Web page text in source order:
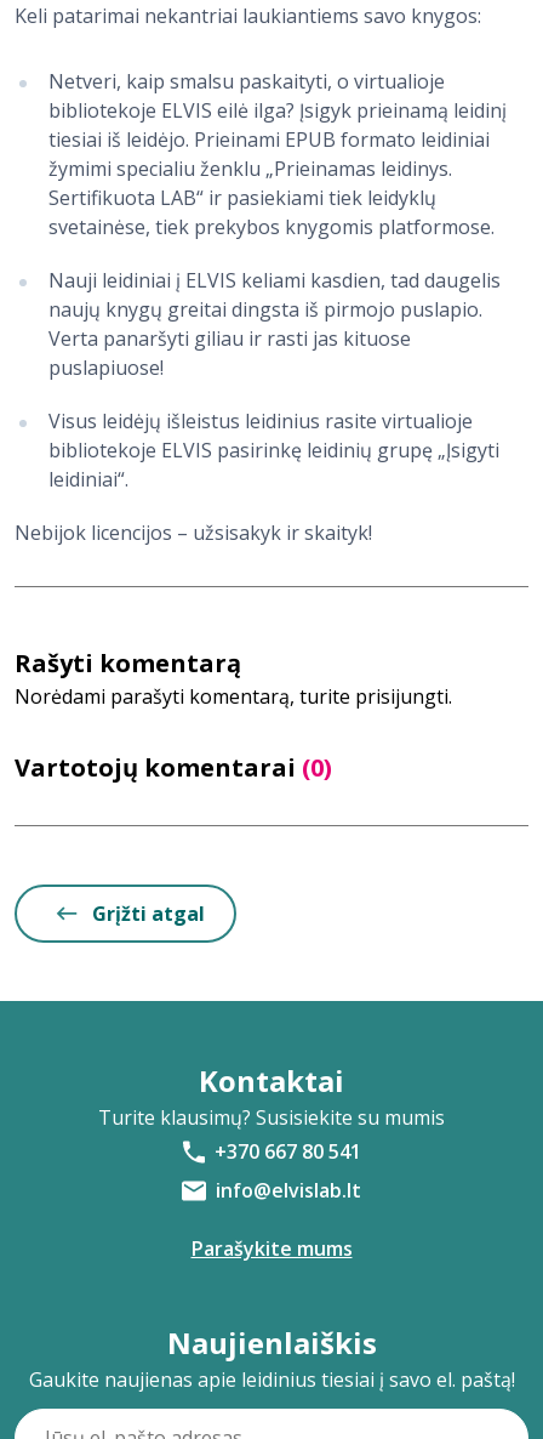
Keli patarimai nekantriai laukiantiems savo knygos:
Netveri, kaip smalsu paskaityti, o virtualioje
bibliotekoje ELVIS eilė ilga? Įsigyk prieinamą leidinį
tiesiai iš leidėjo. Prieinami EPUB formato leidiniai
žymimi specialiu ženklu „Prieinamas leidinys.
Sertifikuota LAB“ ir pasiekiami tiek leidyklų
svetainėse, tiek prekybos knygomis platformose.
Nauji leidiniai į ELVIS keliami kasdien, tad daugelis
naujų knygų greitai dingsta iš pirmojo puslapio.
Verta panaršyti giliau ir rasti jas kituose
puslapiuose!
Visus leidėjų išleistus leidinius rasite virtualioje
bibliotekoje ELVIS pasirinkę leidinių grupę „Įsigyti
leidiniai“.
Nebijok licencijos – užsisakyk ir skaityk!
Vartotojų komentarai (0)
Rašyti komentarą
Norėdami parašyti komentarą, turite prisijungti.
Grįžti atgal
Kontaktai
Turite klausimų? Susisiekite su mumis
+370 667 80 541
info@elvislab.lt
Parašykite mums
Naujienlaiškis
Gaukite naujienas apie leidinius tiesiai į savo el. paštą!